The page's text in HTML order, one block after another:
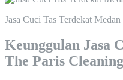
Jasa Cuci Tas Terdekat Medan
Keunggulan Jasa
The Paris